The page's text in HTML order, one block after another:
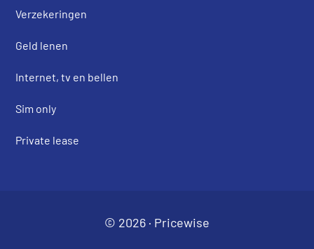
Verzekeringen
Geld lenen
Internet, tv en bellen
Sim only
Private lease
© 2026 · Pricewise